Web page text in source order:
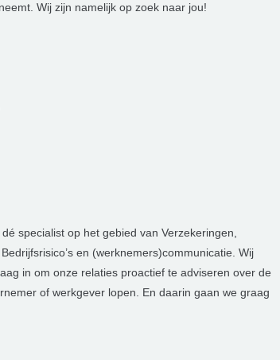
Wij zijn namelijk op zoek naar jou!
specialist op het gebied van Verzekeringen,
en (werknemers)communicatie. Wij
in om onze relaties proactief te adviseren over de
of werkgever lopen. En daarin gaan we graag